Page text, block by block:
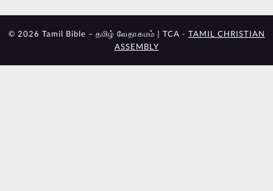
© 2026 Tamil Bible – தமிழ் வேதாகமம் | TCA - TAMIL CHRISTIAN
ASSEMBLY